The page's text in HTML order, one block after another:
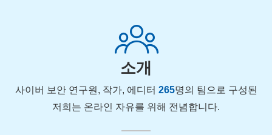
소개
사이버 보안 연구원, 작가, 에디터 265명의 팀으로 구성된
저희는 온라인 자유를 위해 전념합니다.